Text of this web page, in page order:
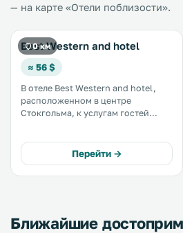
— на карте «Отели поблизости».
0 км
Best Western and hotel
≈ 56 $
В отеле Best Western and hotel,
расположенном в центре
Стокгольма, к услугам гостей
и бар, где подаются блюда и
закуски. На всей территории
отеля работает бесплатный Wi-Fi. .
Перейти →
Ближайшие